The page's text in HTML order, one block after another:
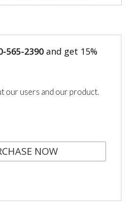
565-2390 and get 15%
our users and our product.
NOW